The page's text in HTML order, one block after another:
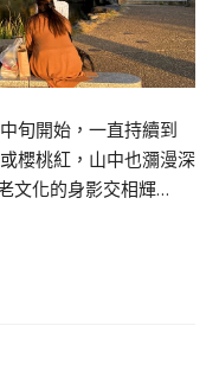
旬開始，一直持續到
櫻桃紅，山中也瀰漫深
文化的身影交相輝…